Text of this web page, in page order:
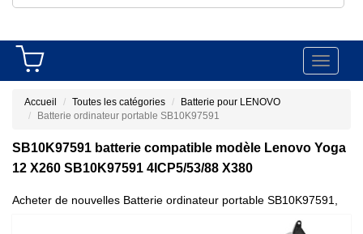
Toggle
Accueil Toutes les catégories
Batterie pour LENOVO
Batterie ordinateur portable SB10K97591
SB10K97591 batterie compatible modèle Lenovo Yoga
12 X260 SB10K97591 4ICP5/53/88 X380
Acheter de nouvelles Batterie ordinateur portable SB10K97591,